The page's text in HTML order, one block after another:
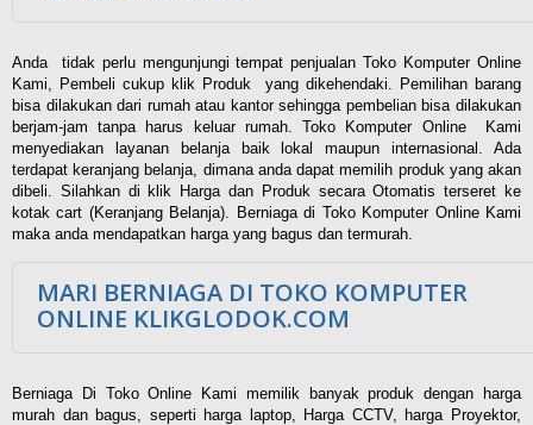
Anda tidak perlu mengunjungi tempat penjualan Toko Komputer Online
Kami, Pembeli cukup klik Produk yang dikehendaki. Pemilihan barang
bisa dilakukan dari rumah atau kantor sehingga pembelian bisa dilakukan
berjam-jam tanpa harus keluar rumah. Toko Komputer Online Kami
menyediakan layanan belanja baik lokal maupun internasional. Ada
terdapat keranjang belanja, dimana anda dapat memilih produk yang akan
dibeli. Silahkan di klik Harga dan Produk secara Otomatis terseret ke
kotak cart (Keranjang Belanja). Berniaga di Toko Komputer Online Kami
maka anda mendapatkan harga yang bagus dan termurah.
MARI BERNIAGA DI TOKO KOMPUTER
ONLINE KLIKGLODOK.COM
Berniaga Di Toko Online Kami memilik banyak produk dengan harga
murah dan bagus, seperti harga laptop, Harga CCTV, harga Proyektor,